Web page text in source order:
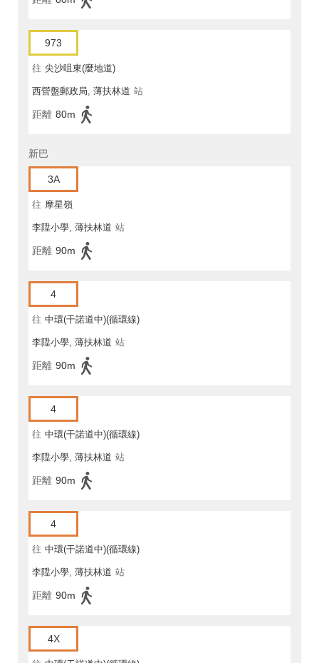
973
往 尖沙咀東(麼地道)
西營盤郵政局, 薄扶林道 站
距離 80m
新巴
3A
往 摩星嶺
李陞小學, 薄扶林道 站
距離 90m
4
往 中環(干諾道中)(循環線)
李陞小學, 薄扶林道 站
距離 90m
4
往 中環(干諾道中)(循環線)
李陞小學, 薄扶林道 站
距離 90m
4
往 中環(干諾道中)(循環線)
李陞小學, 薄扶林道 站
距離 90m
4X